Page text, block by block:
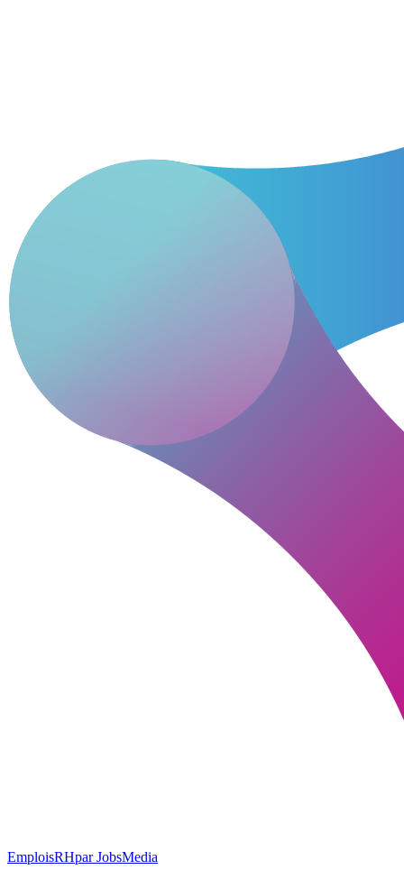
EmploisRHpar JobsMedia